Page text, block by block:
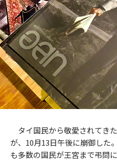
タイ国民から敬愛されてき
が、10月13日午後に崩御した
も多数の国民が王宮まで弔問